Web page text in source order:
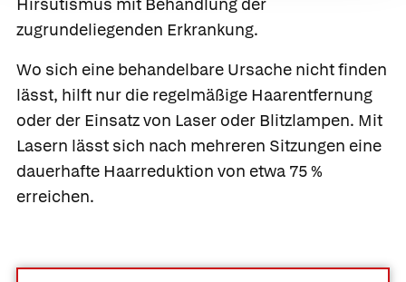
Hirsutismus mit Behandlung der
zugrundeliegenden Erkrankung.
Wo sich eine behandelbare Ursache nicht finden
lässt, hilft nur die regelmäßige Haarentfernung
oder der Einsatz von Laser oder Blitzlampen. Mit
Lasern lässt sich nach mehreren Sitzungen eine
dauerhafte Haarreduktion von etwa 75 %
erreichen.